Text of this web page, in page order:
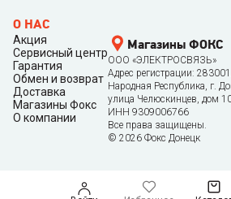
О НАС
Акция
Сервисный центр
Гарантия
Обмен и возврат
Доставка
Магазины Фокс
О компании
Магазины ФОКС
ООО «ЭЛЕКТРОСВЯЗЬ»
Адрес регистрации:
Народная Республика, г.
улица Челюскинцев, дом
ИНН 9309006766
Все права защищены.
© 2026 Фокс Донецк